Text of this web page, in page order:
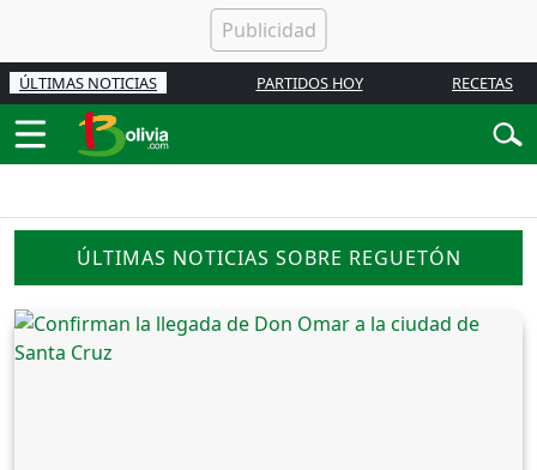
ÚLTIMAS NOTICIAS PARTIDOS HOY RECETAS
ÚLTIMAS NOTICIAS SOBRE REGUETÓN